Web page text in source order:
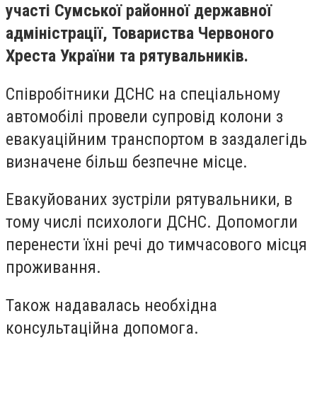
участі Сумської районної державної
адміністрації, Товариства Червоного
Хреста України та рятувальників.
Співробітники ДСНС на спеціальному
автомобілі провели супровід колони з
евакуаційним транспортом в заздалегідь
визначене більш безпечне місце.
Евакуйованих зустріли рятувальники, в
тому числі психологи ДСНС. Допомогли
перенести їхні речі до тимчасового місця
проживання.
Також надавалась необхідна
консультаційна допомога.